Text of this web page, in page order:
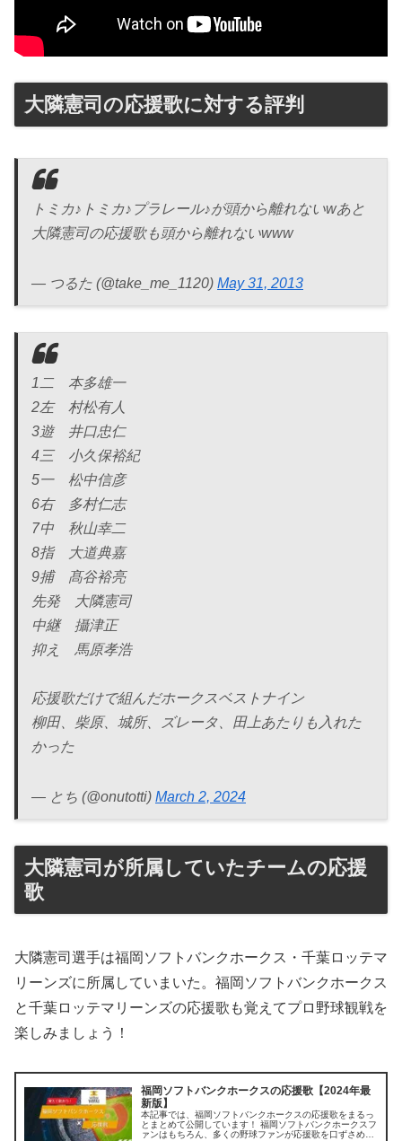
大隣憲司の応援歌に対する評判
トミカ♪トミカ♪プラレール♪が頭から離れないwあと
大隣憲司の応援歌も頭から離れないwww
— つるた (@take_me_1120) May 31, 2013
1二 本多雄一
2左 村松有人
3遊 井口忠仁
4三 小久保裕紀
5一 松中信彦
6右 多村仁志
7中 秋山幸二
8指 大道典嘉
9捕 髙谷裕亮
先発 大隣憲司
中継 攝津正
抑え 馬原孝浩
応援歌だけで組んだホークスベストナイン
柳田、柴原、城所、ズレータ、田上あたりも入れた
かった
— とち (@onutotti) March 2, 2024
大隣憲司が所属していたチームの応援
歌
大隣憲司選手は福岡ソフトバンクホークス・千葉ロッテマ
リーンズに所属していまいた。福岡ソフトバンクホークス
と千葉ロッテマリーンズの応援歌も覚えてプロ野球観戦を
楽しみましょう！
福岡ソフトバンクホークスの応援歌【2024年最
新版】
本記事では、福岡ソフトバンクホークスの応援歌をまるっ
とまとめて公開しています！ 福岡ソフトバンクホークスフ
ァンはもちろん、多くの野球ファンが応援歌を口ずさめる